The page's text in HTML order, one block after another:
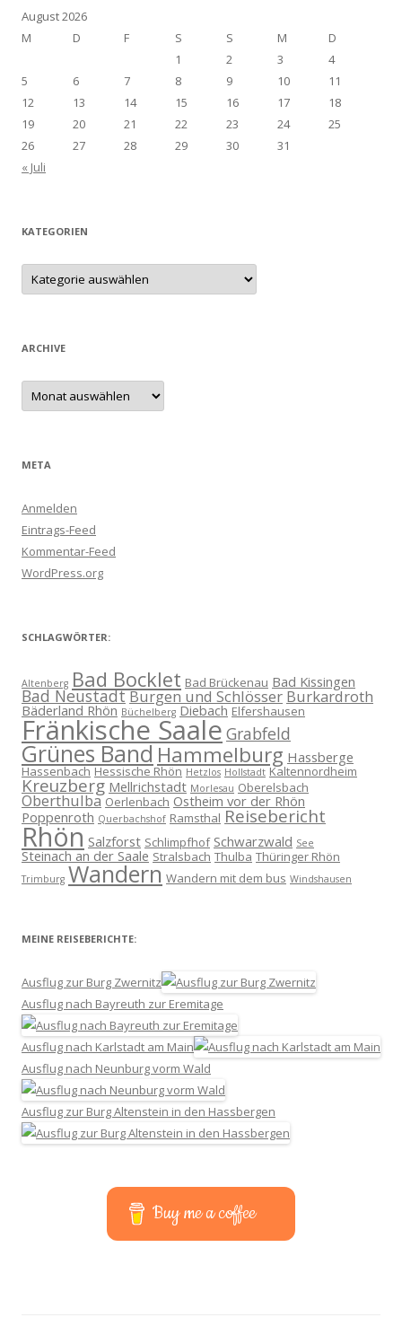
August 2026
M
D F S S M
D
1
2 3
4
5
6 7 8 9 10
11
12
13 14 15 16 17
18
19
20 21 22 23 24
25
26
27 28 29 30
31
« Juli
KATEGORIEN
Kategorien
ARCHIVE
Archive
META
Anmelden
Eintrags-Feed
Kommentar-Feed
WordPress.org
SCHLAGWÖRTER:
Altenberg Bad Bocklet Bad Brückenau Bad Kissingen
Bad NeustadtBurgen und Schlösser Burkardroth
Bäderland Rhön Büchelberg Diebach Elfershausen
Fränkische Saale Grabfeld
Grünes BandHammelburg Hassberge
Hassenbach Hessische Rhön Hetzlos Hollstadt Kaltennordheim
Kreuzberg Mellrichstadt Morlesau Oberelsbach
Oberthulba Oerlenbach Ostheim vor der Rhön
Poppenroth Querbachshof Ramsthal Reisebericht
Rhön Salzforst Schlimpfhof Schwarzwald See
Steinach an der Saale Stralsbach Thulba Thüringer Rhön
Trimburg Wandern Wandern mit dem bus Windshausen
MEINE REISEBERICHTE:
Ausflug zur Burg Zwernitz
Ausflug nach Bayreuth zur Eremitage
Ausflug nach Karlstadt am Main
Ausflug nach Neunburg vorm Wald
Ausflug zur Burg Altenstein in den Hassbergen
Buy me a coffee